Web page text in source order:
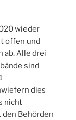
wieder
offen und
ab. Alle drei
sind
dies
nicht
Behörden